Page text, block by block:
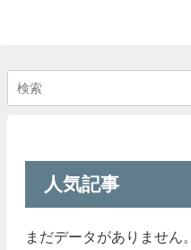
人気記事
まだデータがありません。